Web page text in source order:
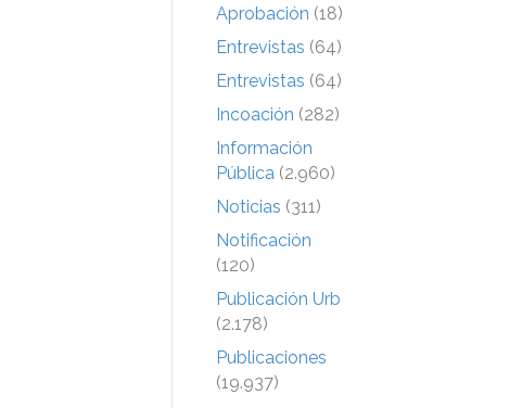
Aprobación (18)
Entrevistas (64)
Entrevistas (64)
Incoación (282)
Información
Pública (2.960)
Noticias (311)
Notificación
(120)
Publicación Urb
(2.178)
Publicaciones
(19.937)